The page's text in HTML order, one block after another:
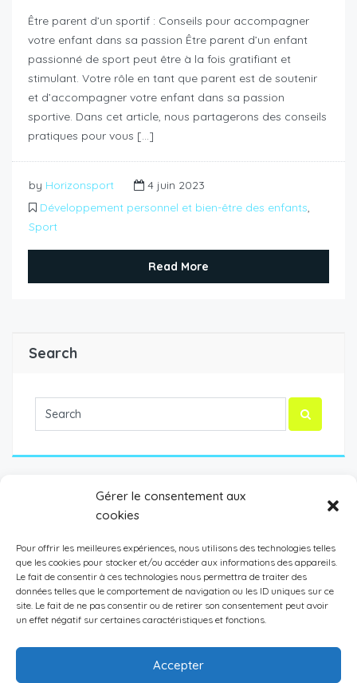
Gérer le consentement aux
cookies
Pour offrir les meilleures expériences, nous utilisons des technologies telles
que les cookies pour stocker et/ou accéder aux informations des appareils.
Le fait de consentir à ces technologies nous permettra de traiter des
données telles que le comportement de navigation ou les ID uniques sur ce
site. Le fait de ne pas consentir ou de retirer son consentement peut avoir
un effet négatif sur certaines caractéristiques et fonctions.
Accepter
Être parent d’un sportif : Conseils pour accompagner
votre enfant dans sa passion Être parent d’un enfant
passionné de sport peut être à la fois gratifiant et
stimulant. Votre rôle en tant que parent est de soutenir
et d’accompagner votre enfant dans sa passion
sportive. Dans cet article, nous partagerons des conseils
pratiques pour vous […]
by Horizonsport
4 juin 2023
Développement personnel et bien-être des enfants,
Sport
Read More
Search
Football
(1)
Handball
(4)
2020 Horizon sport © Tous droits réservés | Création :